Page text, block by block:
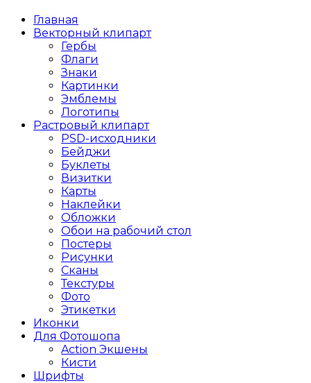
Главная
Векторный клипарт
Гербы
Флаги
Знаки
Картинки
Эмблемы
Логотипы
Растровый клипарт
PSD-исходники
Бейджи
Буклеты
Визитки
Карты
Наклейки
Обложки
Обои на рабочий стол
Постеры
Рисунки
Сканы
Текстуры
Фото
Этикетки
Иконки
Для Фотошопа
Action Экшены
Кисти
Шрифты